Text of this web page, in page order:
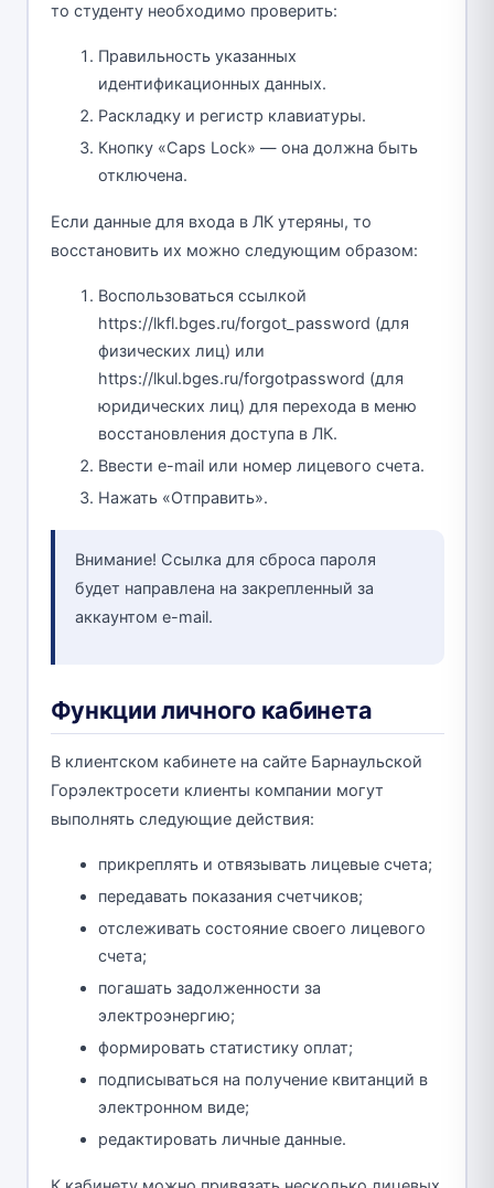
то студенту необходимо проверить:
Правильность указанных
идентификационных данных.
Раскладку и регистр клавиатуры.
Кнопку «Caps Lock» — она должна быть
отключена.
Если данные для входа в ЛК утеряны, то
восстановить их можно следующим образом:
Воспользоваться ссылкой
https://lkfl.bges.ru/forgot_password (для
физических лиц) или
https://lkul.bges.ru/forgotpassword (для
юридических лиц) для перехода в меню
восстановления доступа в ЛК.
Ввести e-mail или номер лицевого счета.
Нажать «Отправить».
Внимание! Ссылка для сброса пароля
будет направлена на закрепленный за
аккаунтом e-mail.
Функции личного кабинета
В клиентском кабинете на сайте Барнаульской
Горэлектросети клиенты компании могут
выполнять следующие действия:
прикреплять и отвязывать лицевые счета;
передавать показания счетчиков;
отслеживать состояние своего лицевого
счета;
погашать задолженности за
электроэнергию;
формировать статистику оплат;
подписываться на получение квитанций в
электронном виде;
редактировать личные данные.